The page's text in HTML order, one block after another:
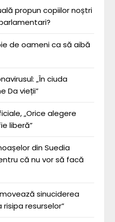
propun copiilor noștri
de oameni ca să aibă
„În ciuda
Da vieții”
„Orice alegere
liberă”
din Suedia
că nu vor să facă
sinuciderea
resurselor”